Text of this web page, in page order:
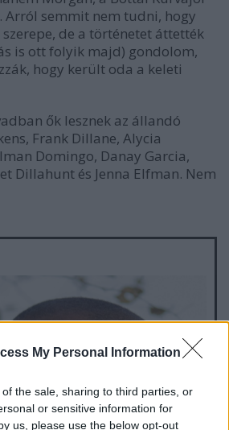
My Personal Information
the sale, sharing to third parties, or
or sensitive information for
us, please use the below opt-out
Arról semmit nem tudni, hogy
de a történetet áttették
is ott folyik majd) gondolom,
hogy került oda a keleti
ők lesznek az állandó
Frank Dillane, Alycia
Domingo, Danay Garcia,
Dillahunt és Jenna Elfman. Nem